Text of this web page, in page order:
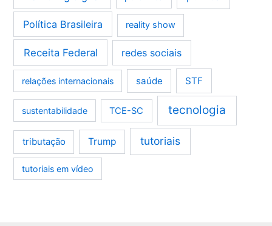
Política Brasileira reality show
Receita Federal redes sociais
relações internacionais saúde STF
sustentabilidade TCE-SC tecnologia
tributação Trump tutoriais
tutoriais em vídeo